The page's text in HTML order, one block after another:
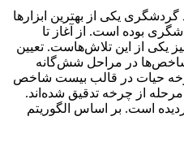
یکی از بهترین ابزارها
بوده است. از آغاز تا
یکی از این تلاش‌هاست. تعیین
شاخص‌ها در مراحل شش‌گانه
چرخه حیات در قالب بیست شاخص
از چرخه تدقیق شده‌اند.
است. بر اساس الگوریتم